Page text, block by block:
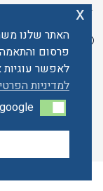
© כל הזכויות
פרסום
לאפשר
למדיניות
google
google
x